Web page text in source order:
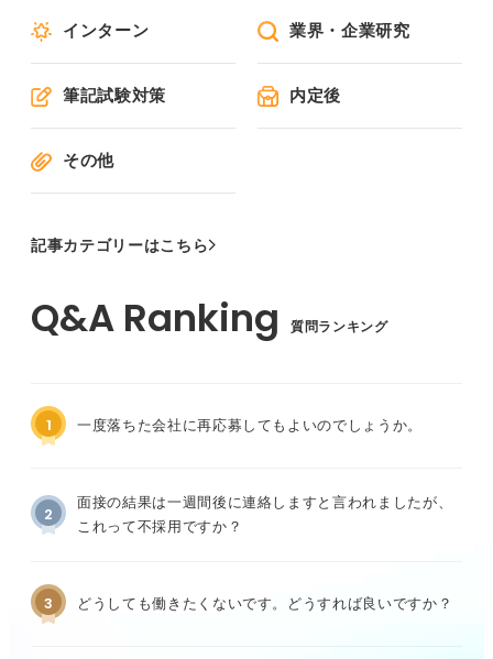
インターン 業界・企業研究
筆記試験対策 内定後
その他
記事カテゴリーはこちら
質問ランキング
1 一度落ちた会社に再応募してもよいのでしょうか。
2
面接の結果は一週間後に連絡しますと言われましたが、
これって不採用ですか？
3 どうしても働きたくないです。どうすれば良いですか？